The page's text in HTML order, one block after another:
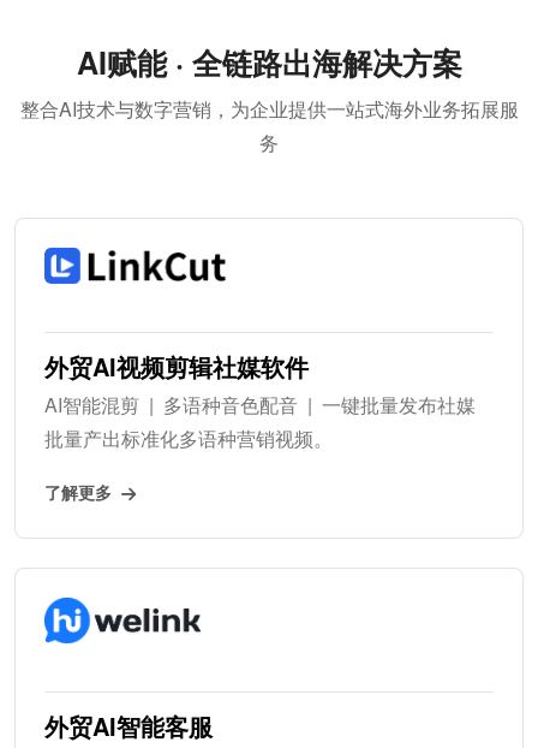
AI赋能 · 全链路出海解决方案
整合AI技术与数字营销，为企业提供一站式海外业务拓展服
务
外贸AI视频剪辑社媒软件
AI智能混剪 | 多语种音色配音 | 一键批量发布社媒
批量产出标准化多语种营销视频。
了解更多
外贸AI智能客服